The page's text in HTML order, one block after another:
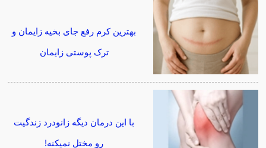
بهترین کرم رفع جای بخیه زایمان و
ترک پوستی زایمان
با این درمان دیگه زانودرد زندگیت
رو مختل نمیکنه!